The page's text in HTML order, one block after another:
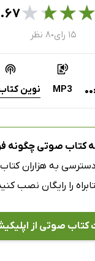
★
★
★
★
۱۵ رای ● ۸ نظر
MP3 نوین
کتاب صوتی چگونه
به هزاران
را رایگان نصب
کتاب صوتی از